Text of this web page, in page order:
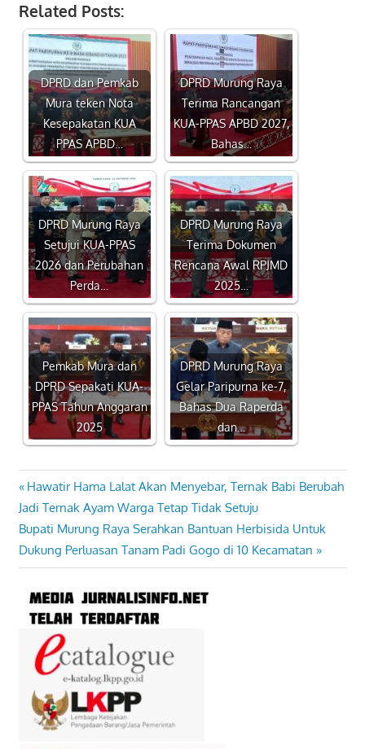
Related Posts:
DPRD dan Pemkab
Mura teken Nota
Kesepakatan KUA
PPAS APBD…
DPRD Murung Raya
Terima Rancangan
KUA-PPAS APBD 2027,
Bahas…
DPRD Murung Raya
Setujui KUA-PPAS
2026 dan Perubahan
Perda…
DPRD Murung Raya
Terima Dokumen
Rencana Awal RPJMD
2025…
Pemkab Mura dan
DPRD Sepakati KUA-
PPAS Tahun Anggaran
2025
DPRD Murung Raya
Gelar Paripurna ke-7,
Bahas Dua Raperda
dan…
Navigasi
pos
Previous
Post:
Hawatir Hama Lalat Akan Menyebar, Ternak Babi Berubah
Jadi Ternak Ayam Warga Tetap Tidak Setuju
Next
Post:
Bupati Murung Raya Serahkan Bantuan Herbisida Untuk
Dukung Perluasan Tanam Padi Gogo di 10 Kecamatan